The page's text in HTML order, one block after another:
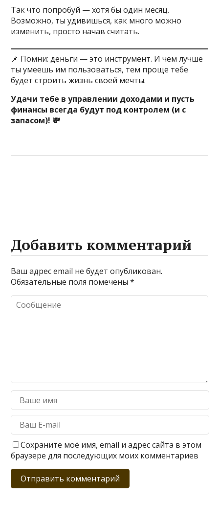
Так что попробуй — хотя бы один месяц.
Возможно, ты удивишься, как много можно
изменить, просто начав считать.
📌 Помни: деньги — это инструмент. И чем лучше
ты умеешь им пользоваться, тем проще тебе
будет строить жизнь своей мечты.
Удачи тебе в управлении доходами и пусть
финансы всегда будут под контролем (и с
запасом)! 💸
Добавить комментарий
Ваш адрес email не будет опубликован.
Обязательные поля помечены*
Сохраните моё имя, email и адрес сайта в этом
браузере для последующих моих комментариев